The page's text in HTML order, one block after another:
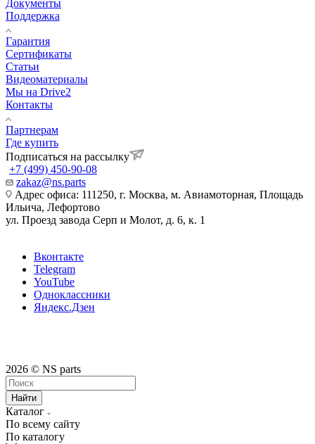
Документы
Поддержка
Гарантия
Сертификаты
Статьи
Видеоматериалы
Мы на Drive2
Контакты
Партнерам
Где купить
Подписаться на рассылку
+7 (499) 450-90-08
zakaz@ns.parts
Адрес офиса: 111250, г. Москва, м. Авиамоторная, Площадь
Ильича, Лефортово
ул. Проезд завода Серп и Молот, д. 6, к. 1
Вконтакте
Telegram
YouTube
Одноклассники
Яндекс.Дзен
2026 © NS parts
Найти
Каталог
По всему сайту
По каталогу